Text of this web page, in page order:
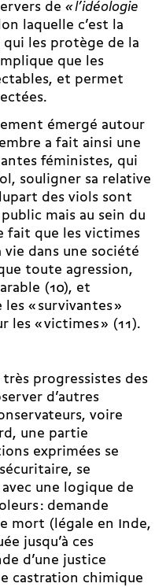
de «l’idéologie
laquelle c’est la
les protège de la
que les
et permet
émergé autour
a fait ainsi une
féministes, qui
souligner sa relative
des viols sont
mais au sein du
fait que les victimes
dans une société
toute agression,
(10), et
« survivantes »
les « victimes » (11).
très progressistes des
d’autres
voire
une partie
exprimées se
se
une logique de
: demande
mort (légale en Inde,
jusqu’à ces
d’une justice
castration chimique